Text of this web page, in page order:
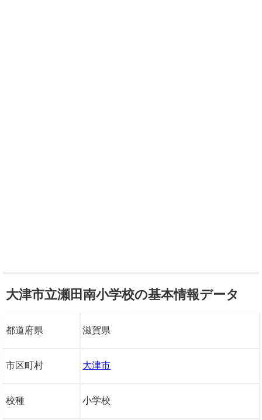
大津市立瀬田南小学校の基本情報データ
都道府県 滋賀県
市区町村 大津市
校種 小学校